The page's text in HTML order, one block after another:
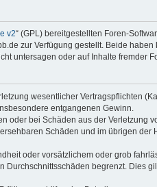
v2“ (GPL) bereitgestellten Foren-
zur Verfügung gestellt. Beide
untersagen oder auf Inhalte fremder
wesentlicher Vertragspflichten
entgangenen Gewinn.
bei Schäden aus der Verletzung
Schäden und im übrigen
oder vorsätzlichem oder grob
begrenzt. Dies